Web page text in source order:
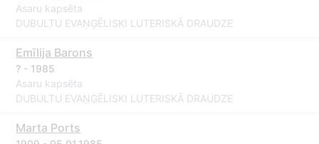
Asaru kapsēta
DUBULTU EVAŅĢĒLISKI LUTERISKĀ DRAUDZE
Emīlija Barons
? - 1985
Asaru kapsēta
DUBULTU EVAŅĢĒLISKI LUTERISKĀ DRAUDZE
Marta Ports